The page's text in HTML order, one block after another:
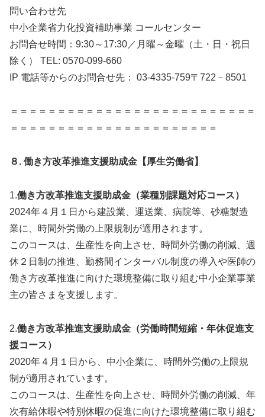
問い合わせ先
中小企業省力化投資補助事業 コールセンター
お問合せ時間：9:30～17:30／月曜～金曜（土・日・祝日
除く） TEL: 0570-099-660
IP 電話等からのお問合せ先： 03-4335-759〒722－8501
＝＝＝＝＝＝＝＝＝＝＝＝＝＝＝＝＝＝＝＝＝＝＝＝＝＝
＝＝＝＝＝＝＝＝＝＝＝＝＝＝＝＝＝＝＝＝＝＝
８. 働き方改革推進支援助成金【厚生労働省】
1.働き方改革推進支援助成金（業種別課題対応コース）
2024年４月１日から建設業、運送業、病院等、砂糖製造
業に、時間外労働の上限規制が適用されます。
このコースは、生産性を向上させ、時間外労働の削減、週
休２日制の推進、勤務間インターバル制度の導入や医師の
働き方改革推進に向けた環境整備に取り組む中小企業事業
主の皆さまを支援します。
2.働き方改革推進支援助成金（労働時間短縮・年休促進支
援コース）
2020年４月１日から、中小企業に、時間外労働の上限規
制が適用されています。
このコースは、生産性を向上させ、時間外労働の削減、年
次有給休暇や特別休暇の促進に向けた環境整備に取り組む